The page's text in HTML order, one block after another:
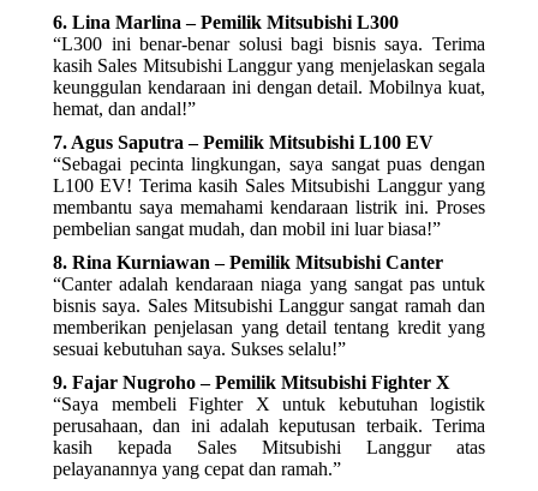
6. Lina Marlina – Pemilik Mitsubishi L300
“L300 ini benar-benar solusi bagi bisnis saya. Terima
kasih Sales Mitsubishi Langgur yang menjelaskan segala
keunggulan kendaraan ini dengan detail. Mobilnya kuat,
hemat, dan andal!”
7. Agus Saputra – Pemilik Mitsubishi L100 EV
“Sebagai pecinta lingkungan, saya sangat puas dengan
L100 EV! Terima kasih Sales Mitsubishi Langgur yang
membantu saya memahami kendaraan listrik ini. Proses
pembelian sangat mudah, dan mobil ini luar biasa!”
8. Rina Kurniawan – Pemilik Mitsubishi Canter
“Canter adalah kendaraan niaga yang sangat pas untuk
bisnis saya. Sales Mitsubishi Langgur sangat ramah dan
memberikan penjelasan yang detail tentang kredit yang
sesuai kebutuhan saya. Sukses selalu!”
9. Fajar Nugroho – Pemilik Mitsubishi Fighter X
“Saya membeli Fighter X untuk kebutuhan logistik
perusahaan, dan ini adalah keputusan terbaik. Terima
kasih kepada Sales Mitsubishi Langgur atas
pelayanannya yang cepat dan ramah.”